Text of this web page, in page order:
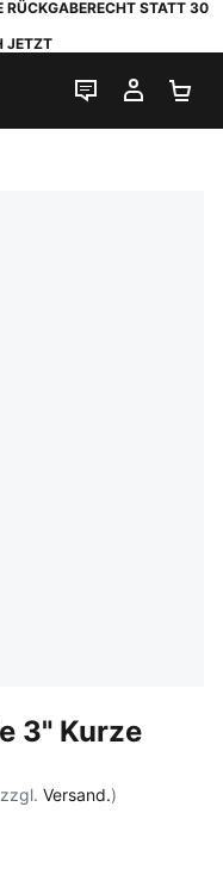
STATT 30
JETZT
LIVE-CHAT
MEIN
3" Kurze
Versand.)